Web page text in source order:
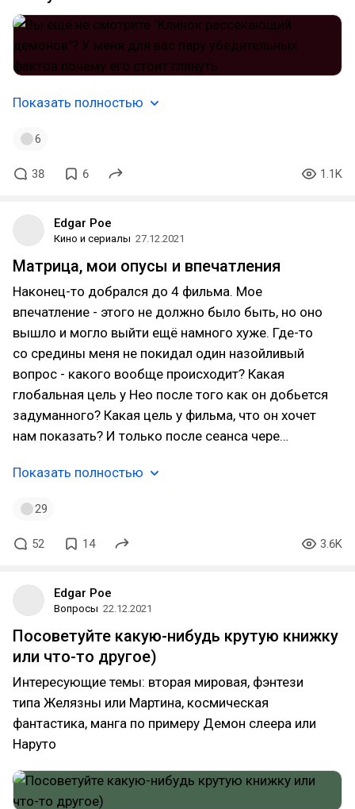
Показать полностью
6
38 6 1.1K
Edgar Poe
Кино и сериалы 27.12.2021
Матрица, мои опусы и впечатления
Наконец-то добрался до 4 фильма. Мое
впечатление - этого не должно было быть, но оно
вышло и могло выйти ещё намного хуже. Где-то
со средины меня не покидал один назойливый
вопрос - какого вообще происходит? Какая
глобальная цель у Нео после того как он добьется
задуманного? Какая цель у фильма, что он хочет
нам показать? И только после сеанса чере…
Показать полностью
29
52 14 3.6K
Edgar Poe
Вопросы 22.12.2021
Посоветуйте какую-нибудь крутую книжку
или что-то другое)
Интересующие темы: вторая мировая, фэнтези
типа Желязны или Мартина, космическая
фантастика, манга по примеру Демон слеера или
Наруто